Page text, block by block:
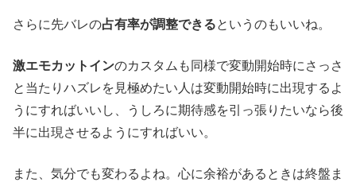
さらに先バレの占有率が調整できるというのもいいね。
激エモカットインのカスタムも同様で変動開始時にさっさ
と当たりハズレを見極めたい人は変動開始時に出現するよ
うにすればいいし、うしろに期待感を引っ張りたいなら後
半に出現させるようにすればいい。
また、気分でも変わるよね。心に余裕があるときは終盤ま